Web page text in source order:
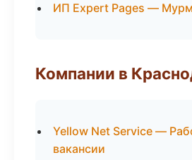
ИП Expert Pages —
Компании в
Yellow Net Service —
вакансии